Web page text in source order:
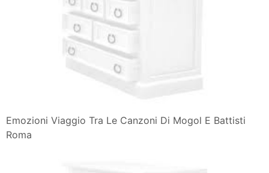
Emozioni Viaggio Tra Le Canzoni Di Mogol E Battisti
Roma